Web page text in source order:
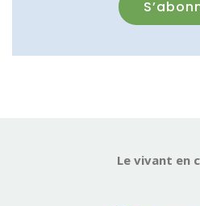
Le vivant en